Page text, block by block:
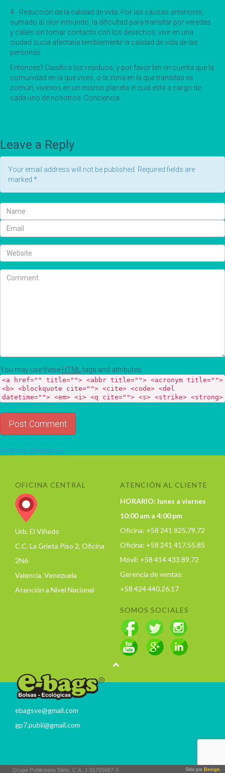
4.- Reducción de la calidad de vida: Por las causas anteriores,
sumado al olor inmundo, la dificultad para transitar por veredas
y calles sin tomar contacto con los desechos, vivir en una
ciudad sucia afectaría terriblemente la calidad de vida de las
personas.
Entonces? Clasifica los residuos, y por favor ten en cuenta que la
comunidad en la que vives, o la zona en la que transitas es
común, vivimos en un mismo planeta el cual está a cargo de
cada uno de nosotros. Conciencia
Leave a Reply
Your email address will not be published. Required fields are
marked *
You may use these HTMLtags and attributes:
<a href="" title=""> <abbr title=""> <acronym title="">
<b> <blockquote cite=""> <cite> <code> <del
datetime=""> <em> <i> <q cite=""> <s> <strike> <strong>
por @ebagsve
OFICINA CENTRAL
Urb. El Viñedo
C.C. La Grieta Piso 2, Oficina
2N6
Valencia. Venezuela
Atención a Nivel Nacional
ATENCIÓN AL CLIENTE
HORARIO: lunes a viernes
10:00 am a 4:00 pm
Oficina: +58 241 825.79.72
Oficina: +58 241 417.55.85
Móvil: +58 414 433.89.72
Gerencia de ventas:
+58 424 440.26.17
SOMOS SOCIALES
ebagsve@gmail.com
gp7.publi@gmail.com
Grupo Publicitario Siete, C.A. J-31765687-3 Sitio por Besign